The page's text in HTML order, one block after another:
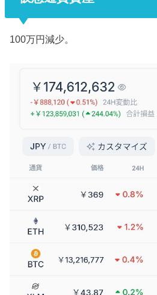
100万円減少。